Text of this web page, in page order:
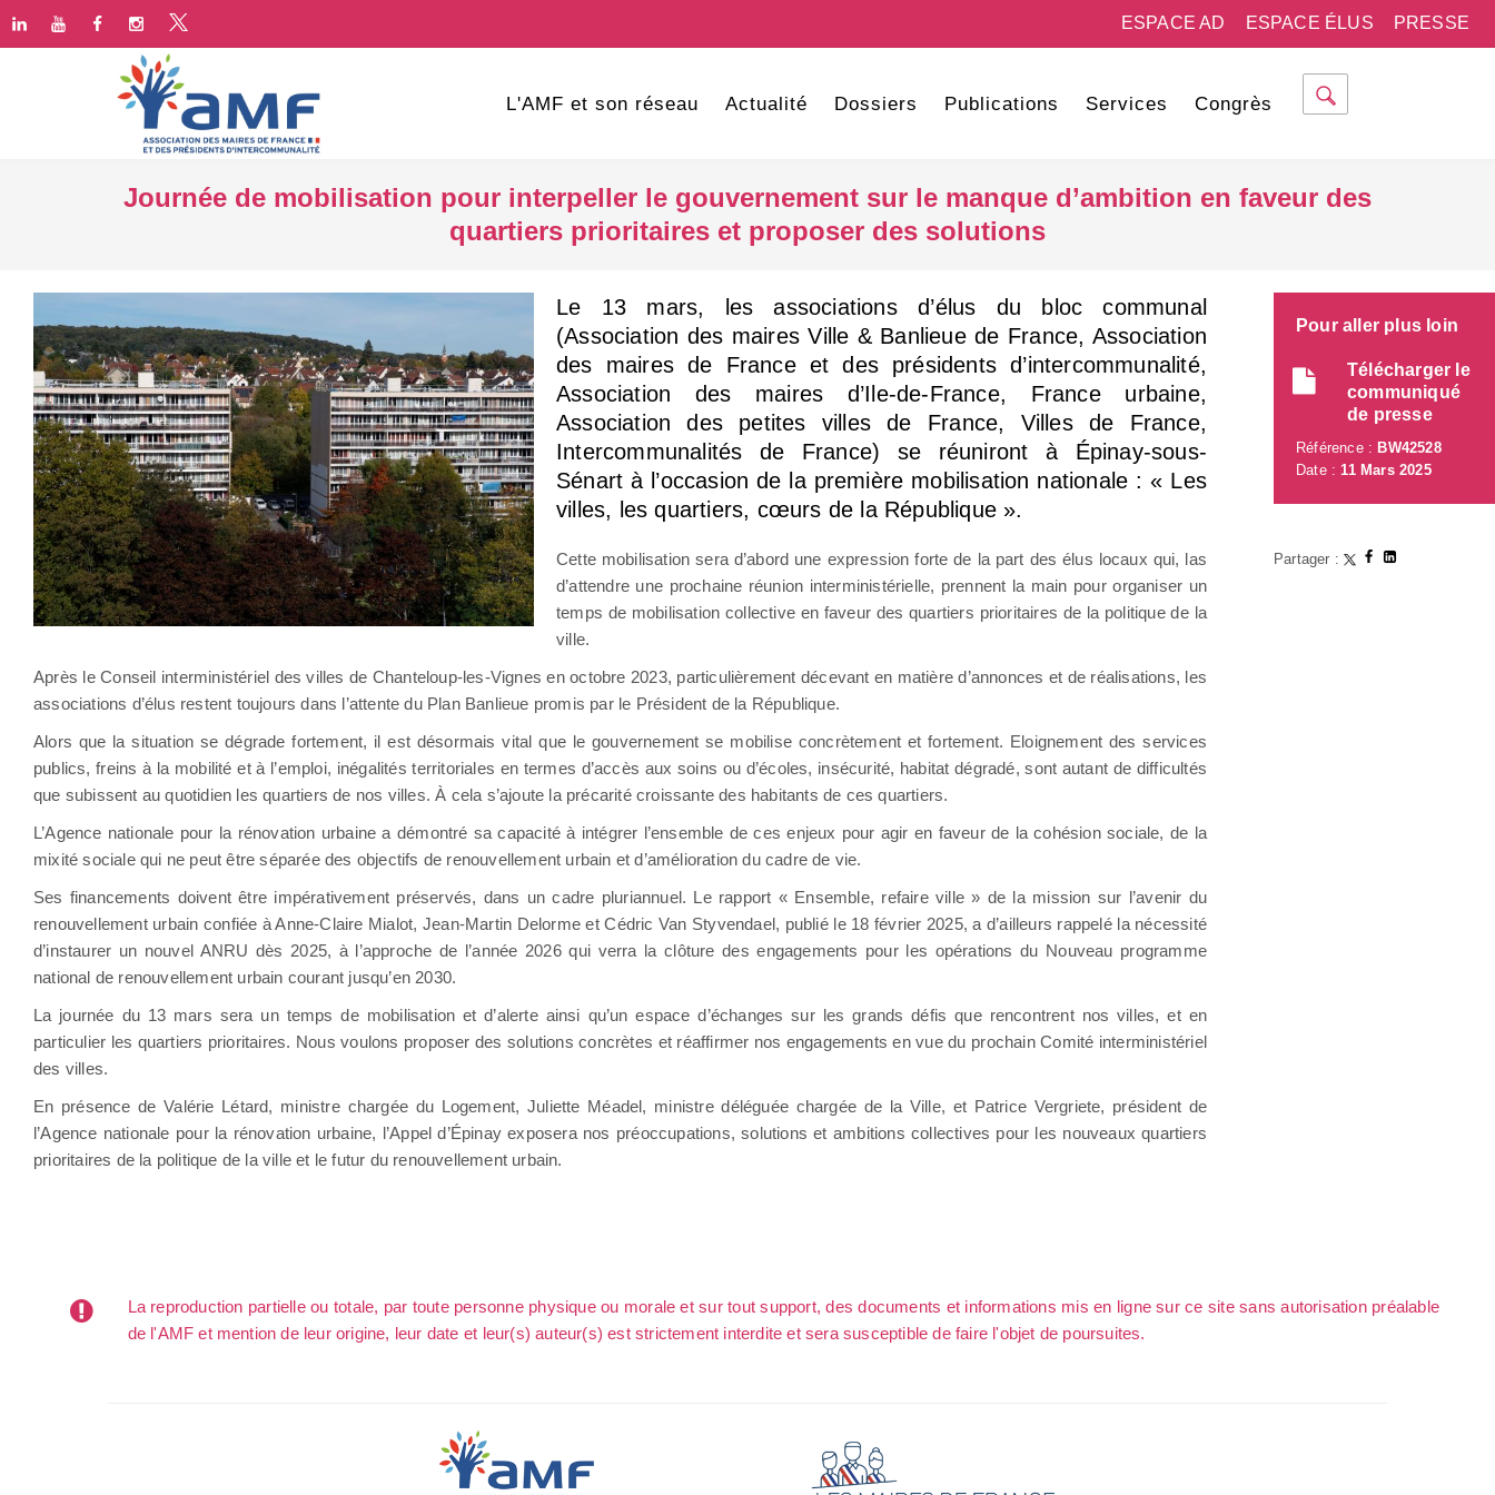
PRESSE
ESPACE ÉLUS
ESPACE AD
L'AMF et son réseau Actualité Dossiers Publications Services Congrès
Journée de mobilisation pour interpeller le gouvernement sur le manque d’ambition en faveur des
quartiers prioritaires et proposer des solutions
Le 13 mars, les associations d’élus du bloc communal
(Association des maires Ville & Banlieue de France, Association
des maires de France et des présidents d’intercommunalité,
Association des maires d’Ile-de-France, France urbaine,
Association des petites villes de France, Villes de France,
Intercommunalités de France) se réuniront à Épinay-sous-
Sénart à l’occasion de la première mobilisation nationale : « Les
villes, les quartiers, cœurs de la République ».
Cette mobilisation sera d’abord une expression forte de la part des élus locaux qui, las
d’attendre une prochaine réunion interministérielle, prennent la main pour organiser un
temps de mobilisation collective en faveur des quartiers prioritaires de la politique de la
ville.
Après le Conseil interministériel des villes de Chanteloup-les-Vignes en octobre 2023, particulièrement décevant en matière d’annonces et de réalisations, les
associations d’élus restent toujours dans l’attente du Plan Banlieue promis par le Président de la République.
Alors que la situation se dégrade fortement, il est désormais vital que le gouvernement se mobilise concrètement et fortement. Eloignement des services
publics, freins à la mobilité et à l’emploi, inégalités territoriales en termes d’accès aux soins ou d’écoles, insécurité, habitat dégradé, sont autant de difficultés
que subissent au quotidien les quartiers de nos villes. À cela s’ajoute la précarité croissante des habitants de ces quartiers.
L’Agence nationale pour la rénovation urbaine a démontré sa capacité à intégrer l’ensemble de ces enjeux pour agir en faveur de la cohésion sociale, de la
mixité sociale qui ne peut être séparée des objectifs de renouvellement urbain et d’amélioration du cadre de vie.
Ses financements doivent être impérativement préservés, dans un cadre pluriannuel. Le rapport « Ensemble, refaire ville » de la mission sur l’avenir du
renouvellement urbain confiée à Anne-Claire Mialot, Jean-Martin Delorme et Cédric Van Styvendael, publié le 18 février 2025, a d’ailleurs rappelé la nécessité
d’instaurer un nouvel ANRU dès 2025, à l’approche de l’année 2026 qui verra la clôture des engagements pour les opérations du Nouveau programme
national de renouvellement urbain courant jusqu’en 2030.
La journée du 13 mars sera un temps de mobilisation et d’alerte ainsi qu’un espace d’échanges sur les grands défis que rencontrent nos villes, et en
particulier les quartiers prioritaires. Nous voulons proposer des solutions concrètes et réaffirmer nos engagements en vue du prochain Comité interministériel
des villes.
En présence de Valérie Létard, ministre chargée du Logement, Juliette Méadel, ministre déléguée chargée de la Ville, et Patrice Vergriete, président de
l’Agence nationale pour la rénovation urbaine, l’Appel d’Épinay exposera nos préoccupations, solutions et ambitions collectives pour les nouveaux quartiers
prioritaires de la politique de la ville et le futur du renouvellement urbain.
Pour aller plus loin
Télécharger le
communiqué
de presse
Référence : BW42528
Date :11 Mars 2025
Partager :
La reproduction partielle ou totale, par toute personne physique ou morale et sur tout support, des documents et informations mis en ligne sur ce site sans autorisation préalable
de l'AMF et mention de leur origine, leur date et leur(s) auteur(s) est strictement interdite et sera susceptible de faire l'objet de poursuites.